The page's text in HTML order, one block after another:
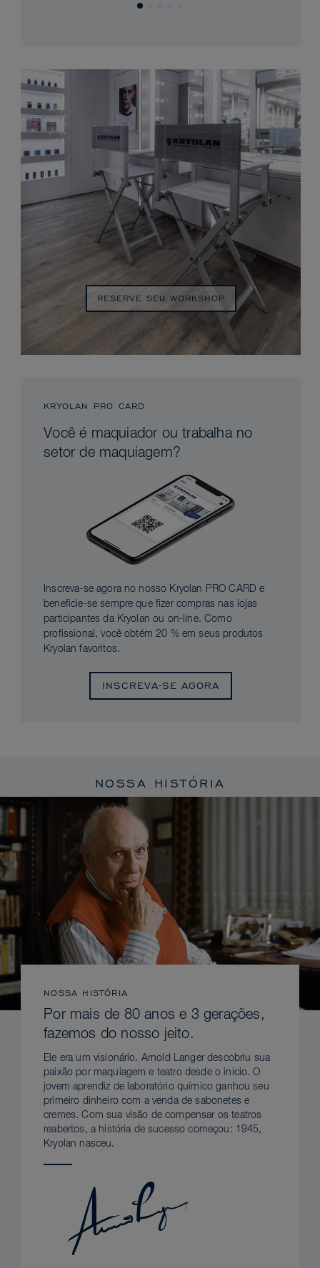
RESERVE SEU WORKSHOP
KRYOLAN PRO CARD
Você é maquiador ou trabalha no
setor de maquiagem?
Inscreva-se agora no nosso Kryolan PRO CARD e
beneficie-se sempre que fizer compras nas lojas
participantes da Kryolan ou on-line. Como
profissional, você obtém 20 % em seus produtos
Kryolan favoritos.
INSCREVA-SE AGORA
NOSSA HISTÓRIA
NOSSA HISTÓRIA
Por mais de 80 anos e 3 gerações,
fazemos do nosso jeito.
Ele era um visionário. Arnold Langer descobriu sua
paixão por maquiagem e teatro desde o início. O
jovem aprendiz de laboratório químico ganhou seu
primeiro dinheiro com a venda de sabonetes e
cremes. Com sua visão de compensar os teatros
reabertos, a história de sucesso começou: 1945,
Kryolan nasceu.